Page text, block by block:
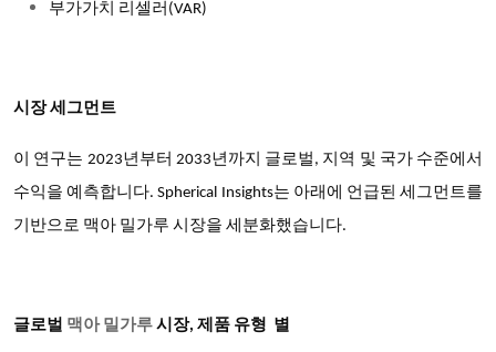
부가가치 리셀러 (VAR)
시장 세그먼트
이 연구는 2023년부터 2033년까지 글로벌, 지역 및 국가 수준에서
수익을 예측합니다. Spherical Insights는 아래에 언급된 세그먼트를
기반으로 맥아 밀가루 시장을 세분화했습니다.
글로벌 맥아 밀가루 시장, 제품 유형 별